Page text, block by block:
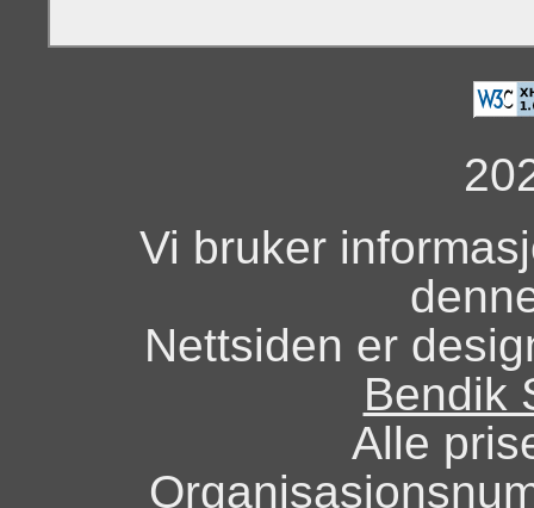
Vi bruker
Nettsiden er
Bendik
Alle